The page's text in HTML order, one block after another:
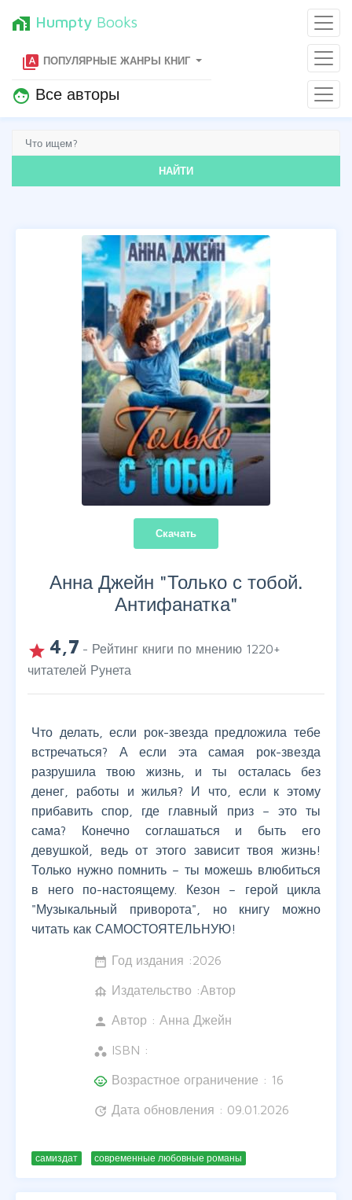
home_work Humpty Books
type_specimen ПОПУЛЯРНЫЕ ЖАНРЫ КНИГ
face Все авторы
НАЙТИ
Скачать
Анна Джейн "Только с тобой.
Антифанатка"
grade 4,7 - Рейтинг книги по мнению 1220+
читателей Рунета
Что делать, если рок-звезда предложила тебе
встречаться? А если эта самая рок-звезда
разрушила твою жизнь, и ты осталась без
денег, работы и жилья? И что, если к этому
прибавить спор, где главный приз – это ты
сама? Конечно соглашаться и быть его
девушкой, ведь от этого зависит твоя жизнь!
Только нужно помнить – ты можешь влюбиться
в него по-настоящему. Кезон – герой цикла
"Музыкальный приворота", но книгу можно
читать как САМОСТОЯТЕЛЬНУЮ!
date_range Год издания :2026
foundation Издательство :Автор
person Автор : Анна Джейн
workspaces ISBN :
child_care Возрастное ограничение : 16
update Дата обновления : 09.01.2026
самиздат современные любовные романы